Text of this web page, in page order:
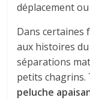
déplacement
Dans certaines
aux histoires
séparations
petits chagrins.
peluche